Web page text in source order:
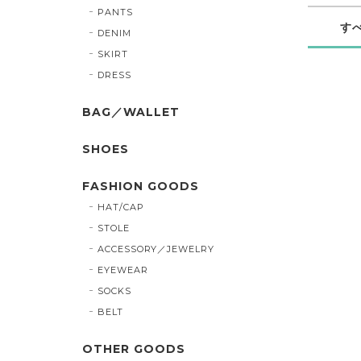
す
PANTS
DENIM
SKIRT
DRESS
BAG／WALLET
SHOES
FASHION GOODS
HAT/CAP
STOLE
ACCESSORY／JEWELRY
EYEWEAR
SOCKS
BELT
OTHER GOODS